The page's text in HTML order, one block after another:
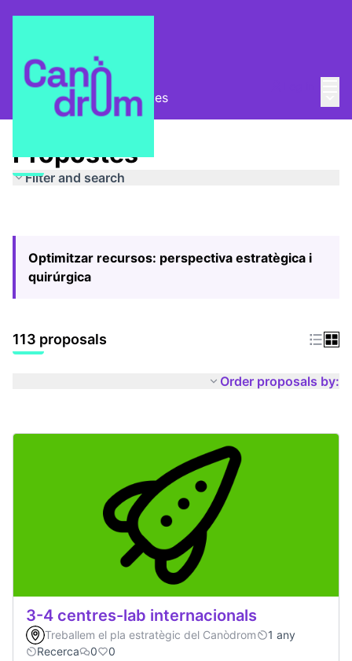
Pla Estratègic Propostes
Propostes
Filter and search
Optimitzar recursos: perspectiva estratègica i
quirúrgica
113 proposals
Order proposals by:
3-4 centres-lab internacionals
Treballem el pla estratègic del Canòdrom
1 any
Recerca
0 0